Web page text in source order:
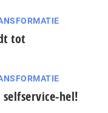
tot
hel!